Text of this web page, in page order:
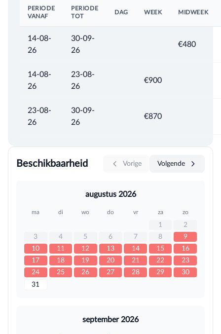
PERIODE
VANAF
PERIODE
TOT
DAG WEEK MIDWEEK
14-08-
26
30-09-
26
€480
14-08-
26
23-08-
26
€900
23-08-
26
30-09-
26
€870
Beschikbaarheid Vorige Volgende
augustus 2026
ma di wo do vr za zo
1
2
3
4 5 6 7 8
9
10
11 12 13 14 15
16
17
18 19 20 21 22
23
24
25 26 27 28 29
30
31
september 2026